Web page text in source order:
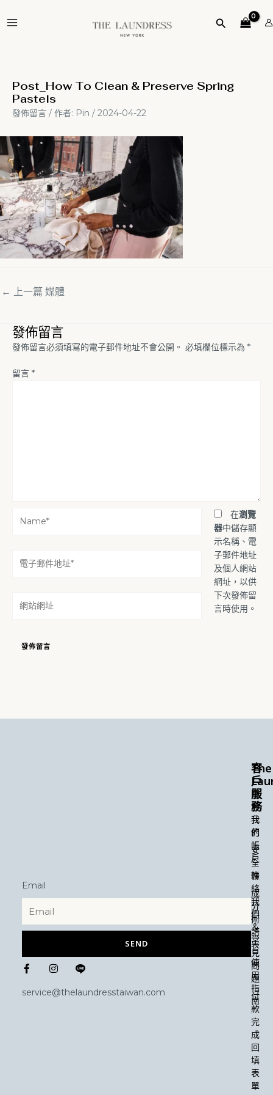
至
搜
Post_How To Clean & Preserve Spring
Pastels
發佈留言 / 作者: Pin / 2024-04-22
navigation
← 上一篇 媒體
發佈留言
發佈留言必須填寫的電子郵件地址不會公開。 必填欄位標示為 *
留言 *
地
站
在瀏覽
器中儲存顯
示名稱、電
子郵件地址
及個人網站
網址，以供
下次發佈留
言時使用。
The
關
於
我
們
安
全
性
成
分
術
語
表
使
用
指
南
客
戶
服
務
我
的
帳
戶
聯
絡
我
們
＆
常
見
問
題
付
款
完
成
回
填
表
單
Email
SEND
F
a
e
n
t
a
service@thelaundresstaiwan.com